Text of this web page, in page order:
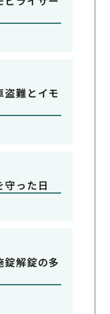
盗難とイモ
守った日
錠解錠の多